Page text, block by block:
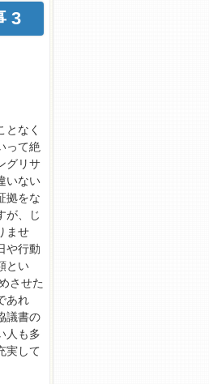
3
となく
って絶
グリサ
いない
拠をな
が、じ
ませ
や行動
とい
させた
あれ
議書の
人も多
実して